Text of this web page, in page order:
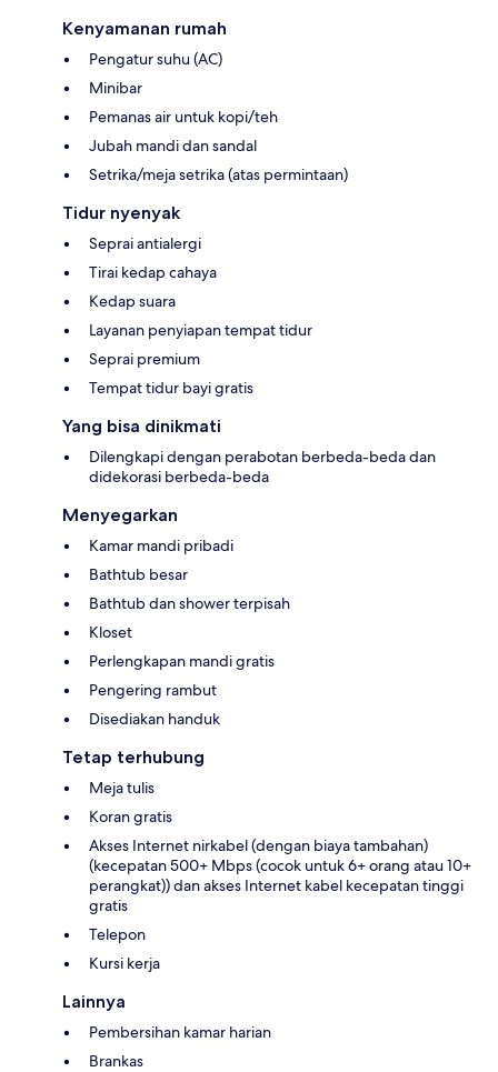
Kenyamanan rumah
Pengatur suhu (AC)
Minibar
Pemanas air untuk kopi/teh
Jubah mandi dan sandal
Setrika/meja setrika (atas permintaan)
Tidur nyenyak
Seprai antialergi
Tirai kedap cahaya
Kedap suara
Layanan penyiapan tempat tidur
Seprai premium
Tempat tidur bayi gratis
Yang bisa dinikmati
Dilengkapi dengan perabotan berbeda-beda dan
didekorasi berbeda-beda
Menyegarkan
Kamar mandi pribadi
Bathtub besar
Bathtub dan shower terpisah
Kloset
Perlengkapan mandi gratis
Pengering rambut
Disediakan handuk
Tetap terhubung
Meja tulis
Koran gratis
Akses Internet nirkabel (dengan biaya tambahan)
(kecepatan 500+ Mbps (cocok untuk 6+ orang atau 10+
perangkat)) dan akses Internet kabel kecepatan tinggi
gratis
Telepon
Kursi kerja
Lainnya
Pembersihan kamar harian
Brankas